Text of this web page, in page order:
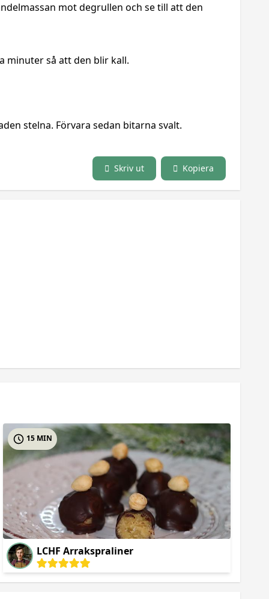
mot degrullen och se till att den
minuter så att den blir kall.
stelna. Förvara sedan bitarna svalt.
Skriv ut Kopiera
LCHF Arrakspraliner
15 MIN